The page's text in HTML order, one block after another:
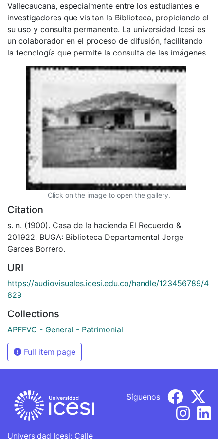
Vallecaucana, especialmente entre los estudiantes e
investigadores que visitan la Biblioteca, propiciando el
su uso y consulta permanente. La universidad Icesi es
un colaborador en el proceso de difusión, facilitando
la tecnología que permite la consulta de las imágenes.
Click on the image to open the gallery.
Citation
s. n. (1900). Casa de la hacienda El Recuerdo &
201922. BUGA: Biblioteca Departamental Jorge
Garces Borrero.
URI
https://audiovisuales.icesi.edu.co/handle/123456789/4
829
Collections
APFFVC - General - Patrimonial
Full item page
Universidad Icesi: Calle
Síguenos